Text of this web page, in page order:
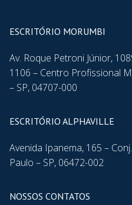
ESCRITÓRIO MORUMBI
Av. Roque Petroni Júnior,
1106 – Centro Profissional
– SP, 04707-000
ESCRITÓRIO ALPHAVILLE
Avenida Ipanema, 165 –
Paulo – SP, 06472-002
NOSSOS CONTATOS